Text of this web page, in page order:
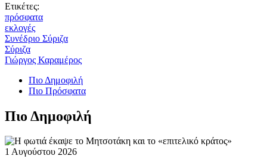
Ετικέτες:
πρόσφατα
εκλογές
Συνέδριο Σύριζα
Σύριζα
Γιώργος Καραμέρος
Πιο Δημοφιλή
Πιο Πρόσφατα
Πιο Δημοφιλή
1 Αυγούστου 2026